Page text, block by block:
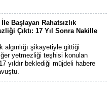
Başlayan Rahatsızlık
Çıktı: 17 Yıl Sonra Nakille
algınlığı şikayetiyle gittiği
yetmezliği teşhisi konulan
yıldır beklediği müjdeli habere